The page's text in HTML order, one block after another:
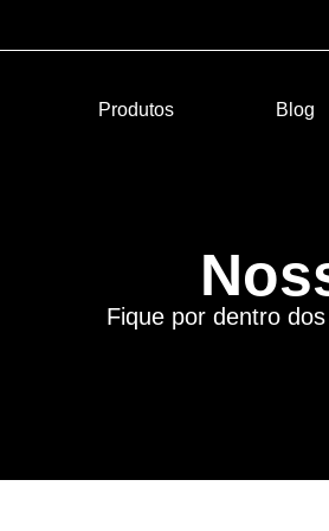
Produtos Blog
Fique por dentro